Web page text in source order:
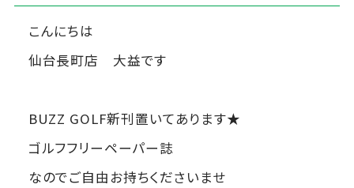
こんにちは
仙台長町店 大益です
BUZZ GOLF新刊置いてあります★
ゴルフフリーペーパー誌
なのでご自由お持ちくださいませ